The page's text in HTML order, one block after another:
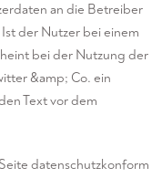
an die Betreiber
der Nutzer bei einem
bei der Nutzung der
&amp; Co. ein
Text vor dem
datenschutzkonform